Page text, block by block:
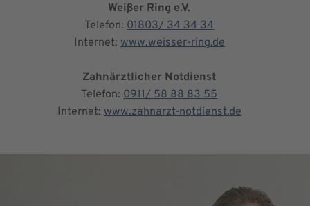
Weißer Ring e.V.
Telefon: 01803/ 34 34 34
Internet: www.weisser-ring.de
Zahnärztlicher Notdienst
Telefon: 0911/ 58 88 83 55
Internet: www.zahnarzt-notdienst.de